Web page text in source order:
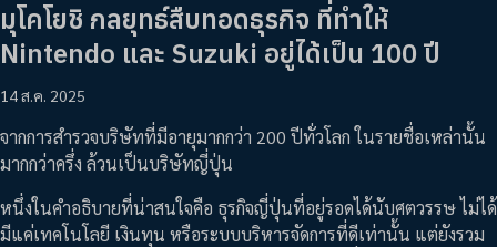
มุโคโยชิ กลยุทธ์สืบทอดธุรกิจ ที่ทำให้
Nintendo และ Suzuki อยู่ได้เป็น 100 ปี
14 ส.ค. 2025
จากการสำรวจบริษัทที่มีอายุมากกว่า 200 ปีทั่วโลก ในรายชื่อเหล่านั้น
มากกว่าครึ่ง ล้วนเป็นบริษัทญี่ปุ่น
หนึ่งในคำอธิบายที่น่าสนใจคือ ธุรกิจญี่ปุ่นที่อยู่รอดได้นับศตวรรษ ไม่ได้
มีแค่เทคโนโลยี เงินทุน หรือระบบบริหารจัดการที่ดีเท่านั้น แต่ยังรวม